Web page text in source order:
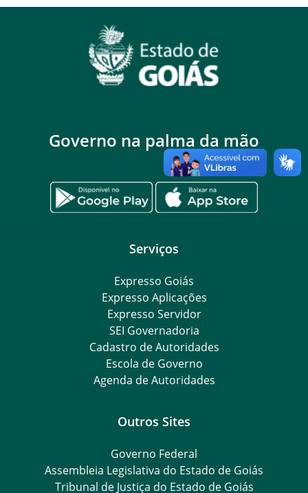
Governo na palma da mão
Serviços
Expresso Goiás
Expresso Aplicações
Expresso Servidor
SEI Governadoria
Cadastro de Autoridades
Escola de Governo
Agenda de Autoridades
Outros Sites
Governo Federal
Assembleia Legislativa do Estado de Goiás
Tribunal de Justiça do Estado de Goiás